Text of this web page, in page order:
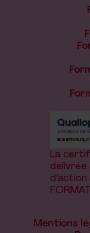
La
Mentions